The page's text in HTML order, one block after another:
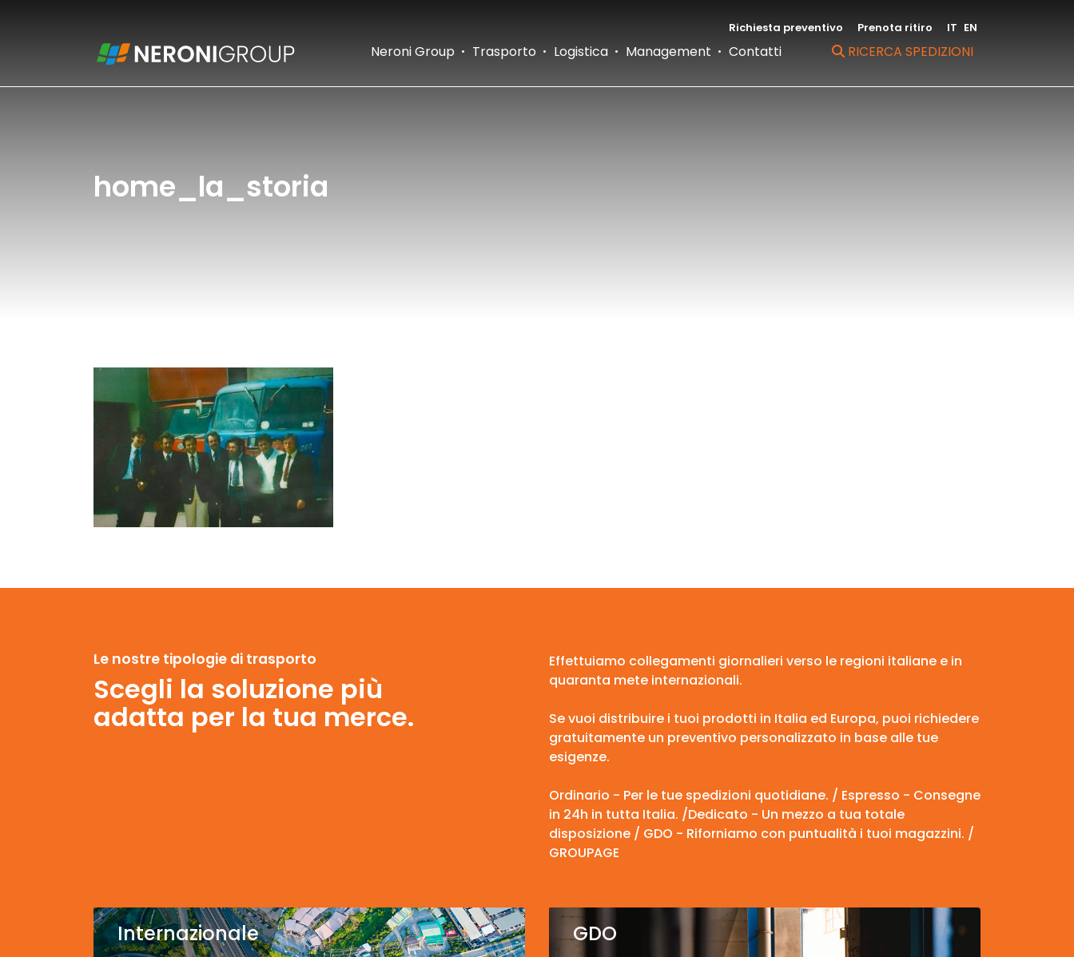
Richiesta preventivo Prenota ritiro IT EN
RICERCA SPEDIZIONI
Neroni Group Trasporto Logistica Management Contatti
home_la_storia
Le nostre tipologie di trasporto
Scegli la soluzione più
adatta per la tua merce.
Effettuiamo collegamenti giornalieri verso le regioni italiane e in
quaranta mete internazionali.
Se vuoi distribuire i tuoi prodotti in Italia ed Europa, puoi richiedere
gratuitamente un preventivo personalizzato in base alle tue
esigenze.
Ordinario - Per le tue spedizioni quotidiane. / Espresso - Consegne
in 24h in tutta Italia. /Dedicato - Un mezzo a tua totale
disposizione / GDO - Riforniamo con puntualità i tuoi magazzini. /
GROUPAGE
Internazionale GDO